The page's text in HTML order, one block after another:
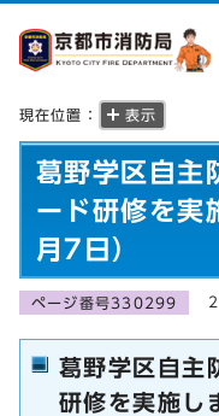
現在位置： 表示
葛野学区自主
ード研修を実
月7日）
ページ番号330299
葛野学区自主
研修を実施し